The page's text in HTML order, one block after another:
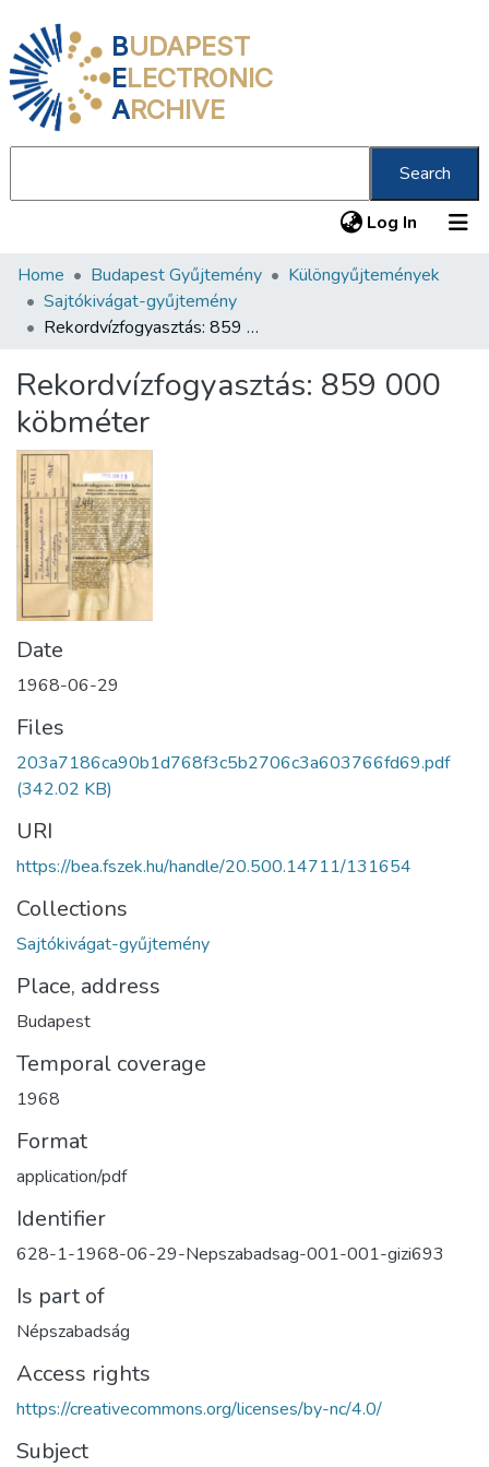
BUDAPEST
ELECTRONIC
ARCHIVE
Search
Log In (current)
Communities & Collections
All of DSpace
About us
Home Budapest Gyűjtemény
Különgyűjtemények
Sajtókivágat-gyűjtemény
Rekordvízfogyasztás: 859 000 köbméter
Rekordvízfogyasztás: 859 000
köbméter
Date
1968-06-29
Files
203a7186ca90b1d768f3c5b2706c3a603766fd69.pdf
(342.02 KB)
URI
https://bea.fszek.hu/handle/20.500.14711/131654
Collections
Sajtókivágat-gyűjtemény
Place, address
Budapest
Temporal coverage
1968
Format
application/pdf
Identifier
628-1-1968-06-29-Nepszabadsag-001-001-gizi693
Is part of
Népszabadság
Access rights
https://creativecommons.org/licenses/by-nc/4.0/
Subject